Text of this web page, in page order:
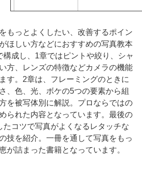
もっとよくしたい、改善するポイン
ほしい方などにおすすめの写真教本
構成し、1章ではピントや絞り、シャ
方、レンズの特徴などカメラの機能
す。2章は、フレーミングのときに
、色、光、ボケの5つの要素から組
を被写体別に解説。プロならではの
られた内容となっています。最後の
たコツで写真がよくなるレタッチな
技を紹介。一冊を通して写真をもっ
が詰まった書籍となっています。